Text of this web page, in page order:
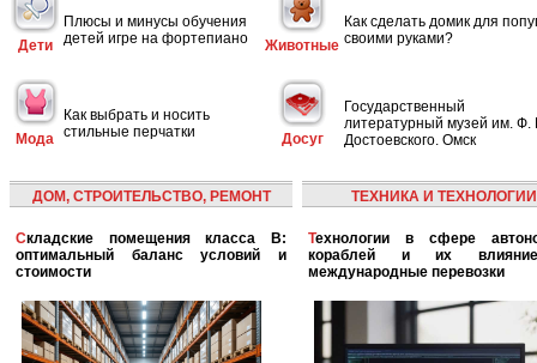
Дети
Плюсы и минусы обучения
детей игре на фортепиано
Животные
Как сделать домик для
своими руками?
Мода
Как выбрать и носить
стильные перчатки
Досуг
Государственный
литературный музей им. Ф.
Достоевского. Омск
ДОМ, СТРОИТЕЛЬСТВО, РЕМОНТ
Складские помещения класса B:
оптимальный баланс условий и
стоимости
ТЕХНИКА И ТЕХНОЛОГИИ
Технологии в сфере автономных
кораблей и их
международные перевозки